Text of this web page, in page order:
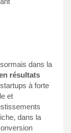
dans la
résultats
à forte
et
dans la